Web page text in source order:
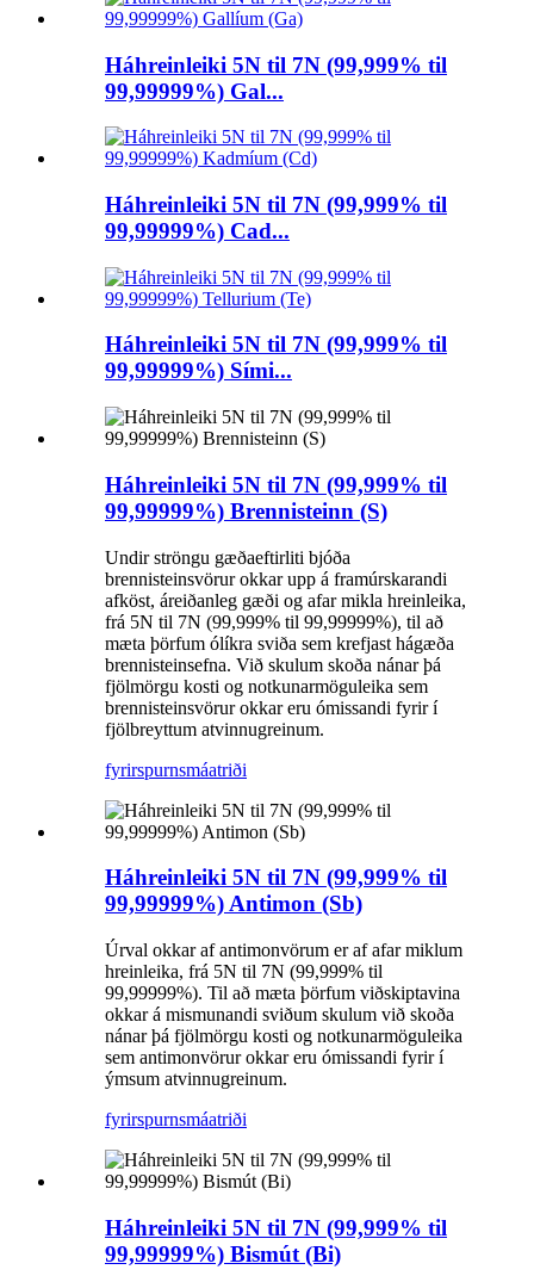
Háhreinleiki 5N til 7N (99,999% til
99,99999%) Gal...
Háhreinleiki 5N til 7N (99,999% til
99,99999%) Cad...
Háhreinleiki 5N til 7N (99,999% til
99,99999%) Sími...
Háhreinleiki 5N til 7N (99,999% til
99,99999%) Brennisteinn (S)
Undir ströngu gæðaeftirliti bjóða
brennisteinsvörur okkar upp á framúrskarandi
afköst, áreiðanleg gæði og afar mikla hreinleika,
frá 5N til 7N (99,999% til 99,99999%), til að
mæta þörfum ólíkra sviða sem krefjast hágæða
brennisteinsefna. Við skulum skoða nánar þá
fjölmörgu kosti og notkunarmöguleika sem
brennisteinsvörur okkar eru ómissandi fyrir í
fjölbreyttum atvinnugreinum.
fyrirspurnsmáatriði
Háhreinleiki 5N til 7N (99,999% til
99,99999%) Antimon (Sb)
Úrval okkar af antimonvörum er af afar miklum
hreinleika, frá 5N til 7N (99,999% til
99,99999%). Til að mæta þörfum viðskiptavina
okkar á mismunandi sviðum skulum við skoða
nánar þá fjölmörgu kosti og notkunarmöguleika
sem antimonvörur okkar eru ómissandi fyrir í
ýmsum atvinnugreinum.
fyrirspurnsmáatriði
Háhreinleiki 5N til 7N (99,999% til
99,99999%) Bismút (Bi)